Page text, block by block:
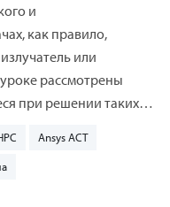
и
как правило,
или
рассмотрены
при решении таких
Ansys ACT